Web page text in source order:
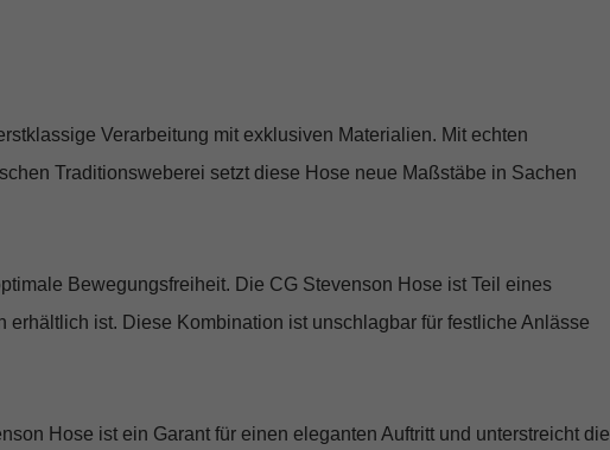
Verarbeitung mit exklusiven Materialien. Mit echten
Traditionsweberei setzt diese Hose neue Maßstäbe in Sachen
Bewegungsfreiheit. Die CG Stevenson Hose ist Teil eines
ist. Diese Kombination ist unschlagbar für festliche Anlässe
Hose ist ein Garant für einen eleganten Auftritt und unterstreicht die